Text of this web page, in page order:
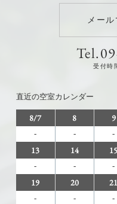
メー
受付時
直近の空室カレンダー
8/7 8 9
- - -
13 14 15
- - -
19 20 21
- - -